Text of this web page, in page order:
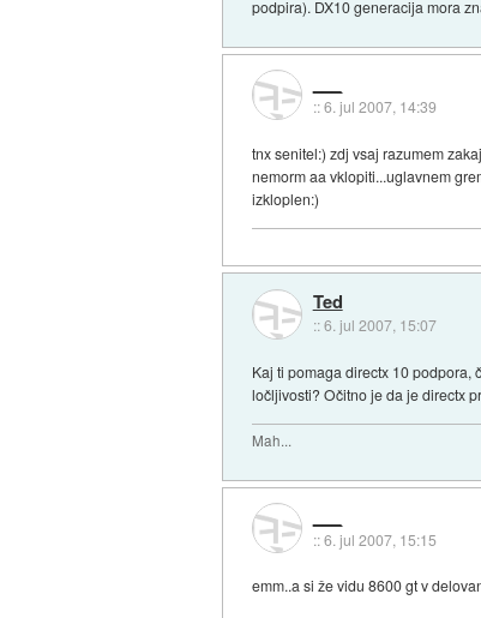
podpira). DX10 generacija mora
::6. jul 2007, 14:39
tnx senitel:) zdj vsaj razumem
nemorm aa vklopiti...uglavnem
izkloplen:)
Ted
::6. jul 2007, 15:07
Kaj ti pomaga directx 10 podpora,
ločljivosti? Očitno je da je directx
Mah...
::6. jul 2007, 15:15
emm..a si že vidu 8600 gt v